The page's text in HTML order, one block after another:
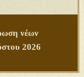
νέων
2026